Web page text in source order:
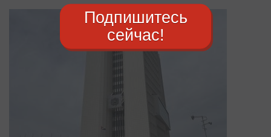
Подпишитесь
сейчас!